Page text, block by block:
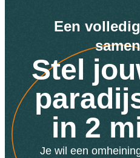
Een
Stel
in 2
Je wil een